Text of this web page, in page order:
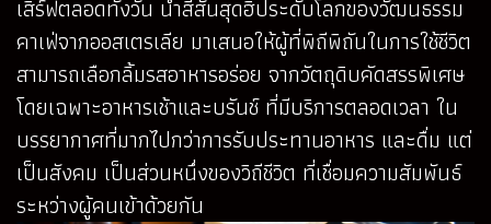
เสิร์ฟตลอดทั้งวัน นำสีสันสุดฮิประดับโลกของวัฒนธรรม
คาเฟ่จากออสเตรเลีย มาเสนอให้ผู้ที่พิถีพิถันในการใช้ชีวิต
สามารถเลือกลิ้มรสอาหารอร่อย จากวัตถุดิบคัดสรรพิเศษ
โดยเฉพาะอาหารเช้าและบรันช์ ที่มีบริการตลอดเวลา ใน
บรรยากาศที่มากไปกว่าการรับประทานอาหาร และดื่ม แต่
เป็นสังคม เป็นส่วนหนึ่งของวิถีชีวิต ที่เชื่อมความสัมพันธ์
ระหว่างผู้คนเข้าด้วยกัน